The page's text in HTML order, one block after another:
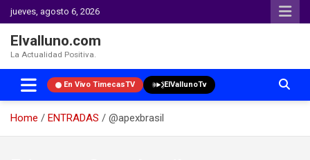
jueves, agosto 6, 2026
Elvalluno.com
La Actualidad Positiva.
En Vivo TimecasTV ElVallunoTv
Home ENTRADAS
@apexbrasil